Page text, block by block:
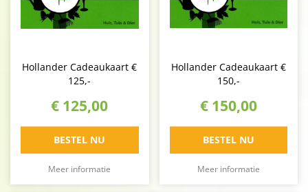
Hollander Cadeaukaart €
125,-
€ 125,00
Meer informatie
BESTEL NU
Hollander Cadeaukaart €
150,-
€ 150,00
Meer informatie
BESTEL NU